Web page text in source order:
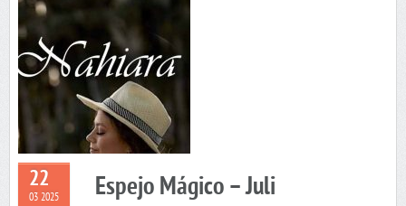
22
03 2025 Espejo Mágico – Juli